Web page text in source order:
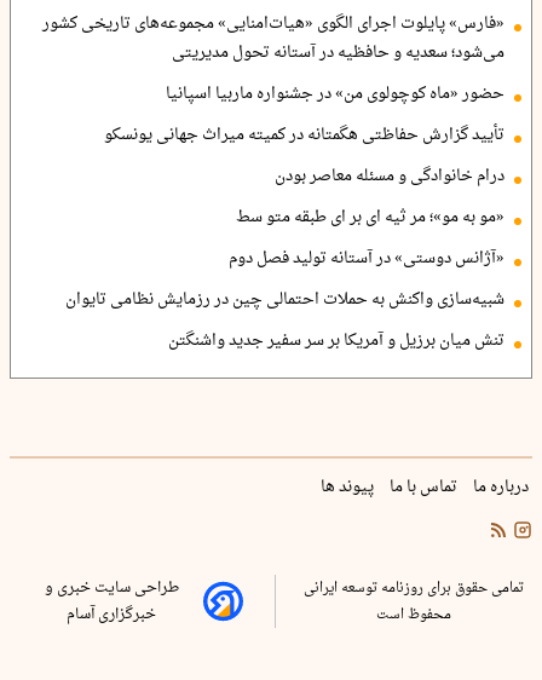
«فارس» پایلوت اجرای الگوی «هیات‌امنایی» مجموعه‌های تاریخی کشور
می‌شود؛ سعدیه و حافظیه در آستانه تحول مدیریتی
حضور «ماه کوچولوی من» در جشنواره ماربیا اسپانیا
تأیید گزارش حفاظتی هگمتانه در کمیته میراث جهانی یونسکو
درام خانوادگی و مسئله معاصر بودن
«مو به مو»؛ مر ثیه ای بر ای طبقه متو سط
«آژانس دوستی» در آستانه تولید فصل دوم
شبیه‌سازی واکنش به حملات احتمالی چین در رزمایش نظامی تایوان
تنش میان برزیل و آمریکا بر سر سفیر جدید واشنگتن
درباره ما تماس با ما پیوند ها
تمامی حقوق برای روزنامه توسعه ایرانی
محفوظ است
طراحی سایت خبری و
خبرگزاری آسام